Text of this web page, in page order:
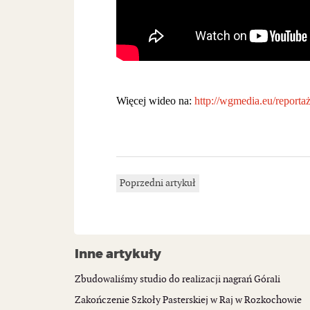
Więcej wideo na: http://wgmedia.eu/
Poprzedni artykuł
Inne artykuły
Zbudowaliśmy studio do realizacji nagrań Górali
Zakończenie Szkoły Pasterskiej w Raj w Rozkochowie